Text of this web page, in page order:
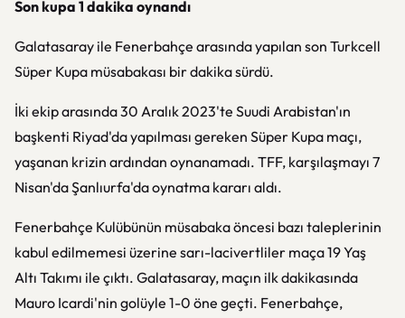
Son kupa 1 dakika oynandı
Galatasaray ile Fenerbahçe arasında yapılan son Turkcell
Süper Kupa müsabakası bir dakika sürdü.
İki ekip arasında 30 Aralık 2023'te Suudi Arabistan'ın
başkenti Riyad'da yapılması gereken Süper Kupa maçı,
yaşanan krizin ardından oynanamadı. TFF, karşılaşmayı 7
Nisan'da Şanlıurfa'da oynatma kararı aldı.
Fenerbahçe Kulübünün müsabaka öncesi bazı taleplerinin
kabul edilmemesi üzerine sarı-lacivertliler maça 19 Yaş
Altı Takımı ile çıktı. Galatasaray, maçın ilk dakikasında
Mauro Icardi'nin golüyle 1-0 öne geçti. Fenerbahçe,